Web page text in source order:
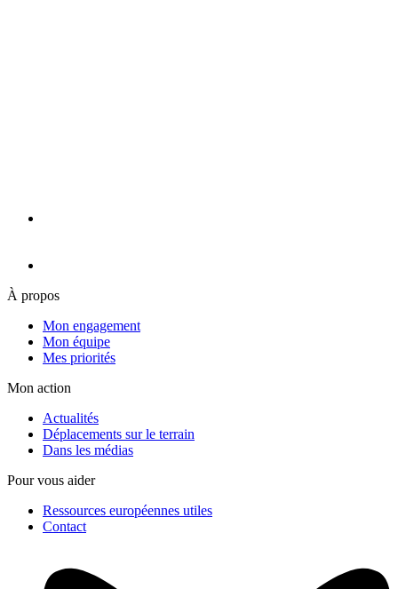
À propos
Mon engagement
Mon équipe
Mes priorités
Mon action
Actualités
Déplacements sur le terrain
Dans les médias
Pour vous aider
Ressources européennes utiles
Contact